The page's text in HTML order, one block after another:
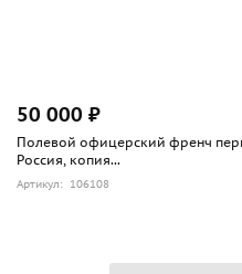
50 000 ₽
Полевой офицерский френч
Россия, копия...
Артикул: 106108